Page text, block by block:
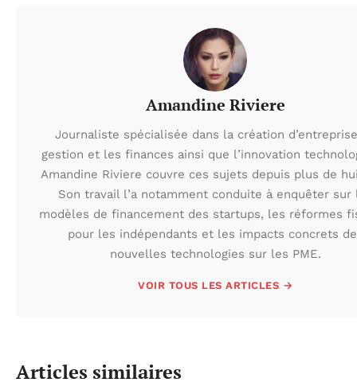
Amandine Riviere
Journaliste spécialisée dans la création
gestion et les finances ainsi que l’innovation
Amandine Riviere couvre ces sujets depuis plus de
Son travail l’a notamment conduite à enquêter sur
modèles de financement des startups, les réformes
pour les indépendants et les impacts concrets
nouvelles technologies sur les PME.
VOIR TOUS LES ARTICLES →
Articles similaires